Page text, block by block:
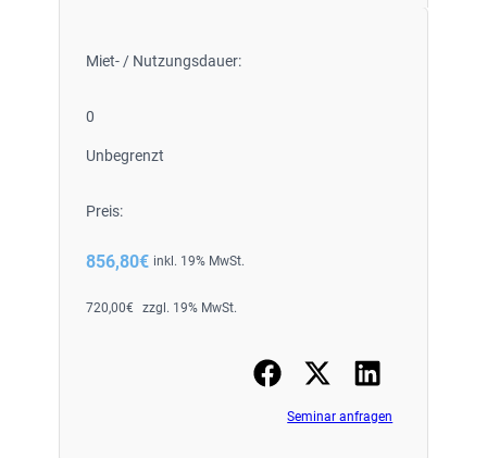
Miet- / Nutzungsdauer:
0
Unbegrenzt
Preis:
856,80€ inkl. 19% MwSt.
720,00€ zzgl. 19% MwSt.
Seminar anfragen